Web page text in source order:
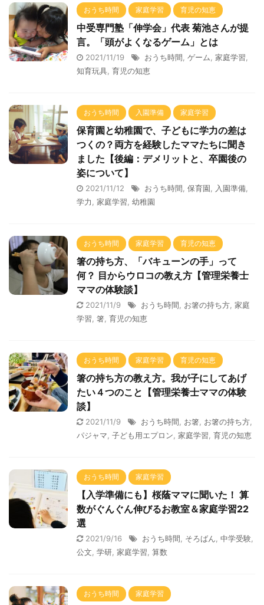
おうち時間 家庭学習 育児の知恵
中受専門塾「伸学会」代表 菊池さんが提
言。「頭がよくなるゲーム」とは
2021/11/19 おうち時間 ゲーム 家庭学習
知育玩具 育児の知恵
おうち時間 入園準備 家庭学習
保育園と幼稚園で、子どもに学力の差は
つくの？両方を経験したママたちに聞き
ました【後編：デメリットと、卒園後の
姿について】
2021/11/12 おうち時間 保育園 入園準備
学力
家庭学習 幼稚園
おうち時間 家庭学習 育児の知恵
箸の持ち方、「バキューンの手」って
何？ 目からウロコの教え方【管理栄養士
ママの体験談】
2021/11/9 おうち時間 お箸の持ち方 家庭
学習 箸 育児の知恵
おうち時間 家庭学習 育児の知恵
箸の持ち方の教え方。我が子にしてあげ
たい４つのこと【管理栄養士ママの体験
談】
2021/11/9 おうち時間 お箸 お箸の持ち方
パジャマ 子ども用エプロン 家庭学習 育児の知恵
おうち時間 家庭学習
【入学準備にも】桜蔭ママに聞いた！ 算
数がぐんぐん伸びるお教室＆家庭学習22
選
2021/9/16 おうち時間 そろばん 中学受験
公文 学研 家庭学習 算数
おうち時間 家庭学習